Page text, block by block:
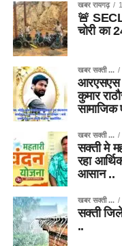
खबर रायगढ़
🚨
चोरी का
खबर सक्ती ...
आरएसएस
कुमार
सामाजिक
खबर सक्ती ...
सक्ती मे
रहा
आसान ..
खबर सक्ती ...
सक्ती
..